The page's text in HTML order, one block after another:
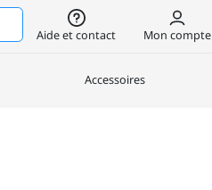
Aide et contact Mon compte
Accessoires